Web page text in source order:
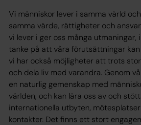
Vi människor lever i samma värld
samma värde, rättigheter och
vi lever i ger oss många utmaningar,
tanke på att våra förutsättningar
vi har också möjligheter att trots
och dela liv med varandra. Genom
en naturlig gemenskap med
världen, och kan lära oss av och
internationella utbyten,
kontakter. Det finns ett stort